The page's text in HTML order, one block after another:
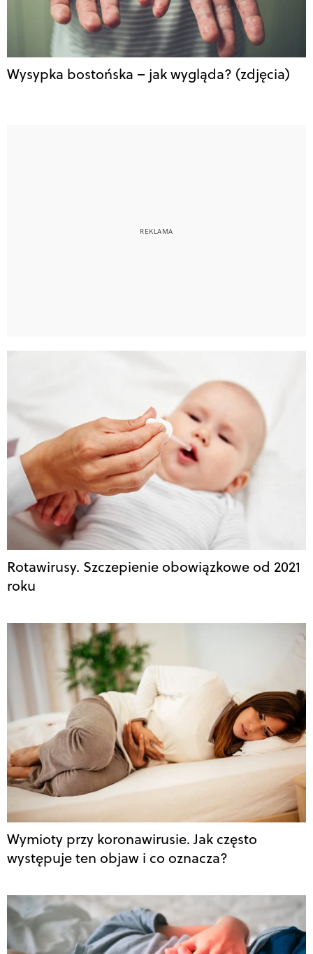
Wysypka bostońska – jak wygląda? (zdjęcia)
Rotawirusy. Szczepienie obowiązkowe od 2021
roku
Wymioty przy koronawirusie. Jak często
występuje ten objaw i co oznacza?